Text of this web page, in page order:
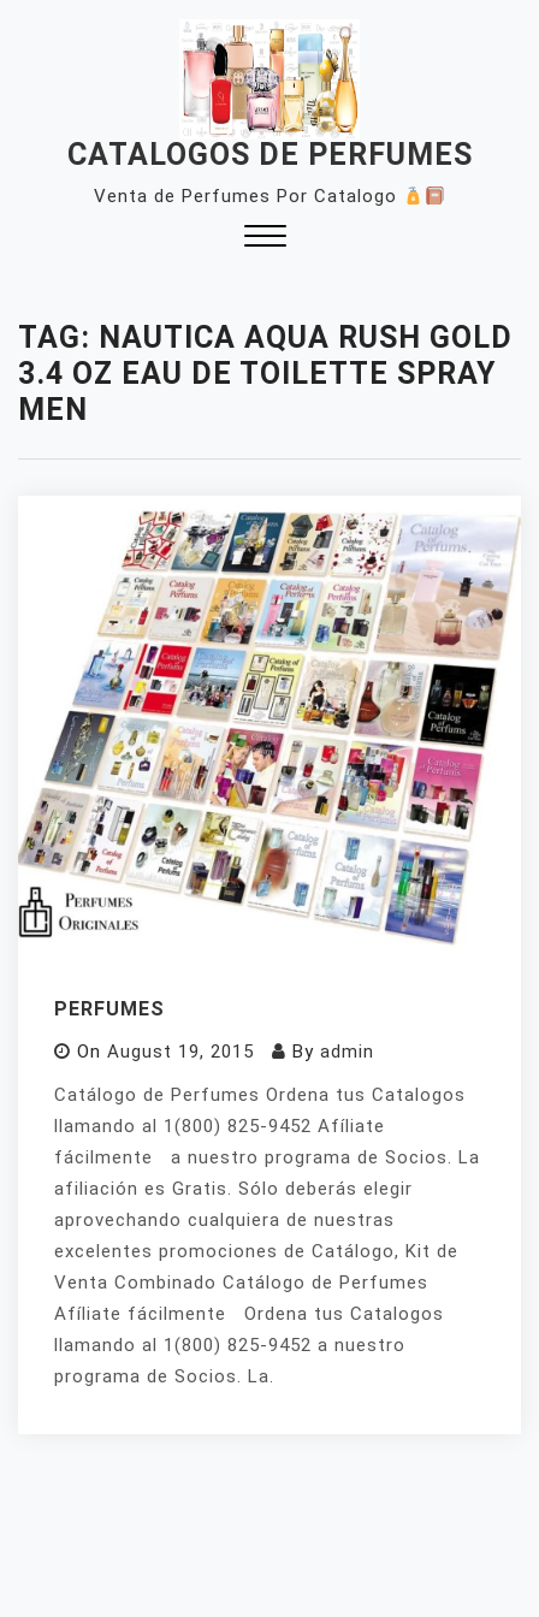
CATALOGOS DE PERFUMES
Venta de Perfumes Por Catalogo
TAG: NAUTICA AQUA RUSH GOLD
3.4 OZ EAU DE TOILETTE SPRAY
MEN
PERFUMES
On August 19, 2015 By admin
Catálogo de Perfumes Ordena tus Catalogos
llamando al 1(800) 825-9452 Afíliate
fácilmente a nuestro programa de Socios. La
afiliación es Gratis. Sólo deberás elegir
aprovechando cualquiera de nuestras
excelentes promociones de Catálogo, Kit de
Venta Combinado Catálogo de Perfumes
Afíliate fácilmente Ordena tus Catalogos
llamando al 1(800) 825-9452 a nuestro
programa de Socios. La.